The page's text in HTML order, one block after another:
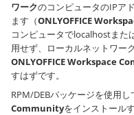
ワークのコンピュータのIPア
ます（ONLYOFFICE
コンピュータでlocalhostまた
用せず、ローカルネットワー
ONLYOFFICE Workspace
すはずです。
RPM/DEBパッケージを使用し
Communityをインストールす